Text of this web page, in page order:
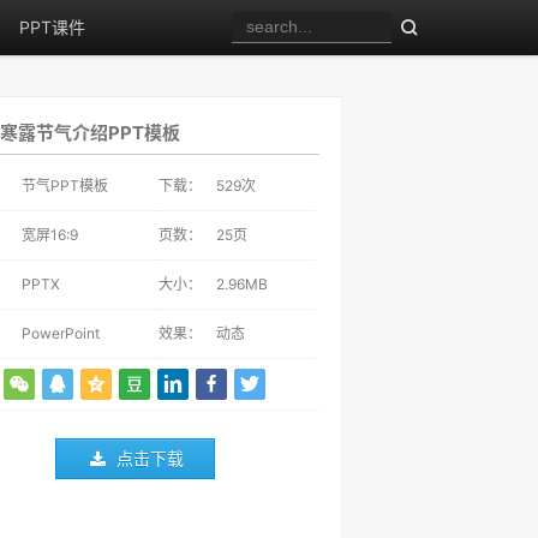
PPT课件
露节气介绍PPT模板
节气PPT模板 下载： 529次
宽屏16:9 页数： 25页
PPTX 大小： 2.96MB
PowerPoint 效果： 动态
点击下载